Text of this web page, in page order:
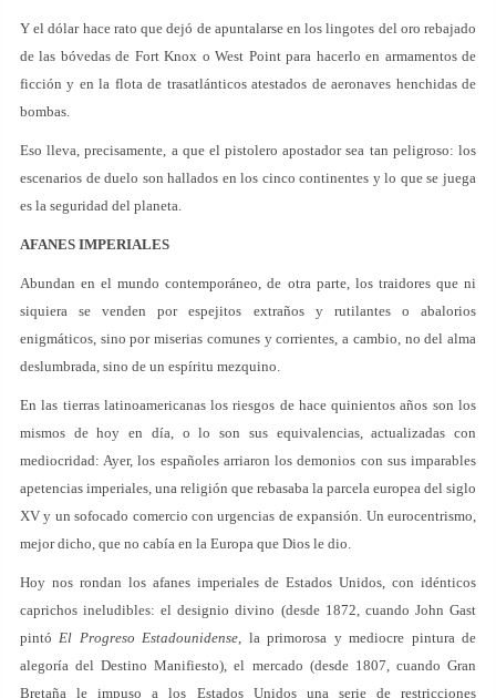
Y el dólar hace rato que dejó de apuntalarse en los lingotes del oro rebajado
de las bóvedas de Fort Knox o West Point para hacerlo en armamentos de
ficción y en la flota de trasatlánticos atestados de aeronaves henchidas de
bombas.
Eso lleva, precisamente, a que el pistolero apostador sea tan peligroso: los
escenarios de duelo son hallados en los cinco continentes y lo que se juega
es la seguridad del planeta.
AFANES IMPERIALES
Abundan en el mundo contemporáneo, de otra parte, los traidores que ni
siquiera se venden por espejitos extraños y rutilantes o abalorios
enigmáticos, sino por miserias comunes y corrientes, a cambio, no del alma
deslumbrada, sino de un espíritu mezquino.
En las tierras latinoamericanas los riesgos de hace quinientos años son los
mismos de hoy en día, o lo son sus equivalencias, actualizadas con
mediocridad: Ayer, los españoles arriaron los demonios con sus imparables
apetencias imperiales, una religión que rebasaba la parcela europea del siglo
XV y un sofocado comercio con urgencias de expansión. Un eurocentrismo,
mejor dicho, que no cabía en la Europa que Dios le dio.
Hoy nos rondan los afanes imperiales de Estados Unidos, con idénticos
caprichos ineludibles: el designio divino (desde 1872, cuando John Gast
pintóEl Progreso Estadounidense, la primorosa y mediocre pintura de
alegoría del Destino Manifiesto), el mercado (desde 1807, cuando Gran
Bretaña le impuso a los Estados Unidos una serie de restricciones